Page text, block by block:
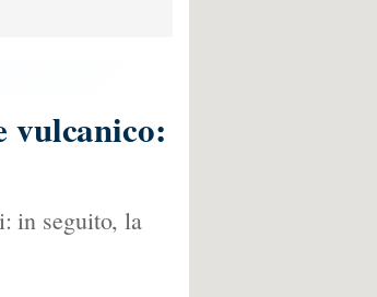
vulcanico:
in seguito, la